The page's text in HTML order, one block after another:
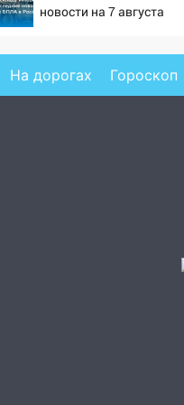
новости на 7 августа
состояние пострадавших
На дорогах Гороскоп